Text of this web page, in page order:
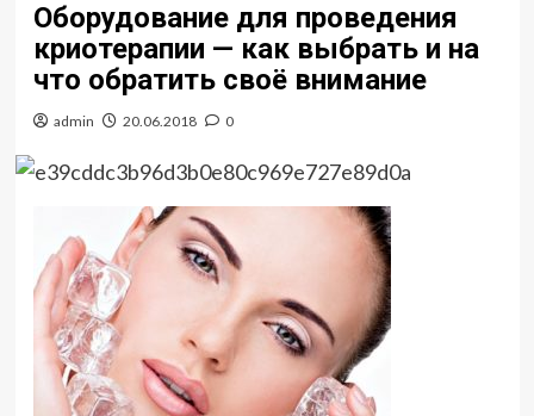
Оборудование для проведения
криотерапии — как выбрать и на
что обратить своё внимание
admin 20.06.2018 0